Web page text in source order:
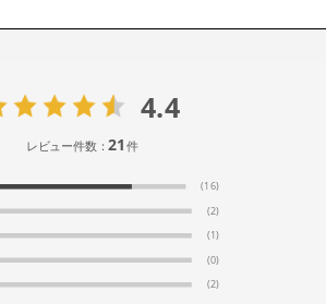
4.4
レビュー件数：21件
(16)
(2)
(1)
(0)
(2)